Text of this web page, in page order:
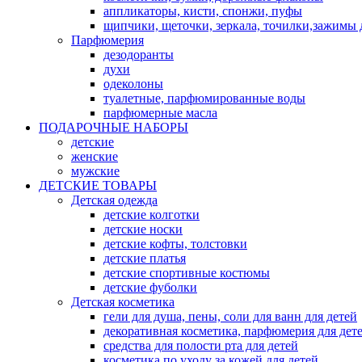
аппликаторы, кисти, спонжи, пуфы
щипчики, щеточки, зеркала, точилки,зажимы
Парфюмерия
дезодоранты
духи
одеколоны
туалетные, парфюмированные воды
парфюмерные масла
ПОДАРОЧНЫЕ НАБОРЫ
детские
женские
мужские
ДЕТСКИЕ ТОВАРЫ
Детская одежда
детские колготки
детские носки
детские кофты, толстовки
детские платья
детские спортивные костюмы
детские фуболки
Детская косметика
гели для душа, пены, соли для ванн для детей
декоративная косметика, парфюмерия для
средства для полости рта для детей